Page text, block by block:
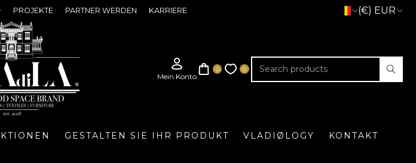
PROJEKTE PARTNER WERDEN KARRIERE (€) EUR
GESTALTEN SIE IHR PRODUKT VLADIØLOGY KONTAKT